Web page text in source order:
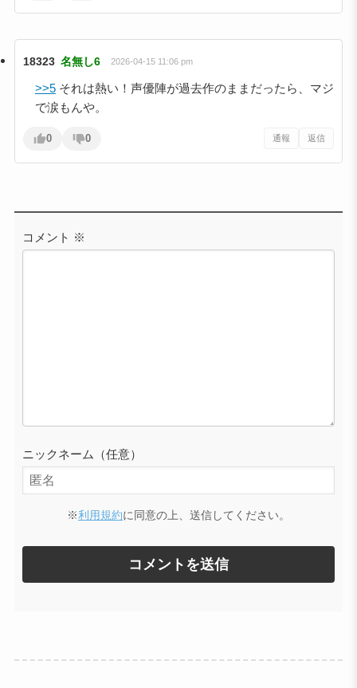
18323 名無し6 2026-04-15 11:06 pm
>>5それは熱い！声優陣が過去作のままだったら、マジ
で涙もんや。
0 0 通報 返信
コメント ※
ニックネーム（任意）
※利用規約に同意の上、送信してください。